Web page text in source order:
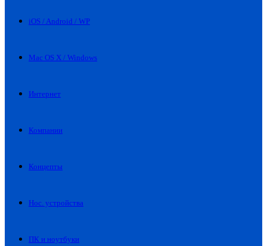
iOS / Android / WP
Mac OS X / Windows
Интернет
Компании
Концепты
Нос. устройства
ПК и ноутбуки